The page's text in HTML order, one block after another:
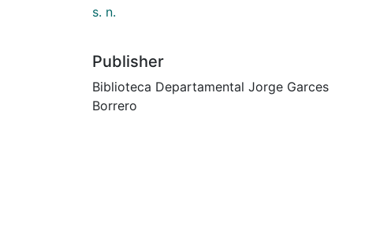
s. n.
Publisher
Biblioteca Departamental Jorge Garces
Borrero